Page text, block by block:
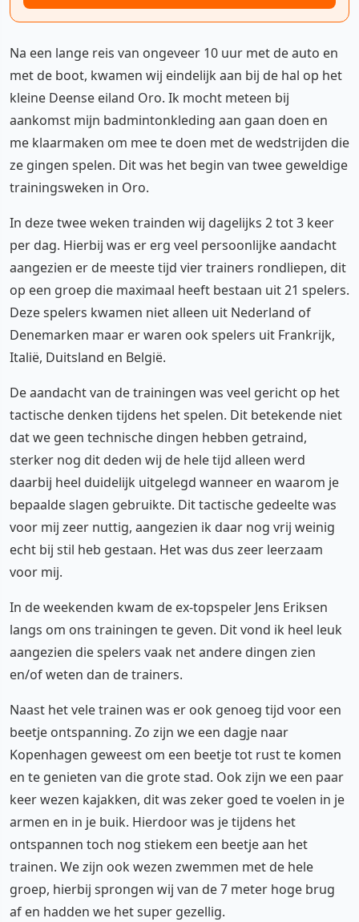
Na een lange reis van ongeveer 10 uur met de auto en
met de boot, kwamen wij eindelijk aan bij de hal op het
kleine Deense eiland Oro. Ik mocht meteen bij
aankomst mijn badmintonkleding aan gaan doen en
me klaarmaken om mee te doen met de wedstrijden die
ze gingen spelen. Dit was het begin van twee geweldige
trainingsweken in Oro.
In deze twee weken trainden wij dagelijks 2 tot 3 keer
per dag. Hierbij was er erg veel persoonlijke aandacht
aangezien er de meeste tijd vier trainers rondliepen, dit
op een groep die maximaal heeft bestaan uit 21 spelers.
Deze spelers kwamen niet alleen uit Nederland of
Denemarken maar er waren ook spelers uit Frankrijk,
Italië, Duitsland en België.
De aandacht van de trainingen was veel gericht op het
tactische denken tijdens het spelen. Dit betekende niet
dat we geen technische dingen hebben getraind,
sterker nog dit deden wij de hele tijd alleen werd
daarbij heel duidelijk uitgelegd wanneer en waarom je
bepaalde slagen gebruikte. Dit tactische gedeelte was
voor mij zeer nuttig, aangezien ik daar nog vrij weinig
echt bij stil heb gestaan. Het was dus zeer leerzaam
voor mij.
In de weekenden kwam de ex-topspeler Jens Eriksen
langs om ons trainingen te geven. Dit vond ik heel leuk
aangezien die spelers vaak net andere dingen zien
en/of weten dan de trainers.
Naast het vele trainen was er ook genoeg tijd voor een
beetje ontspanning. Zo zijn we een dagje naar
Kopenhagen geweest om een beetje tot rust te komen
en te genieten van die grote stad. Ook zijn we een paar
keer wezen kajakken, dit was zeker goed te voelen in je
armen en in je buik. Hierdoor was je tijdens het
ontspannen toch nog stiekem een beetje aan het
trainen. We zijn ook wezen zwemmen met de hele
groep, hierbij sprongen wij van de 7 meter hoge brug
af en hadden we het super gezellig.